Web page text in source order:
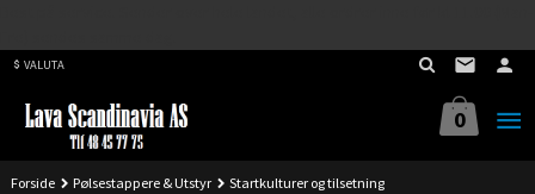
VALUTA
0
Forside Pølsestappere & Utstyr Startkulturer og tilsetning